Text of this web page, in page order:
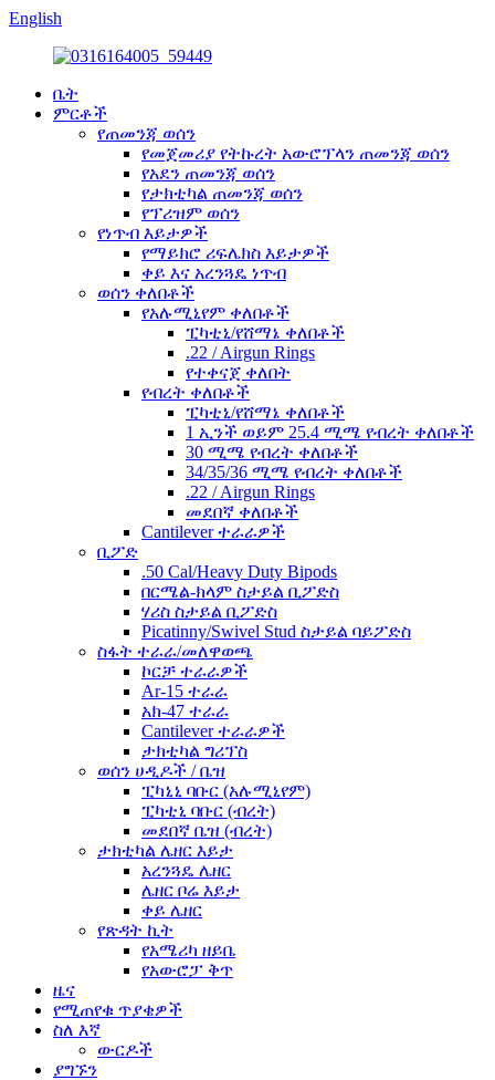
English
ቤት
ምርቶች
የጠመንጃ ወሰን
የመጀመሪያ የትኩረት አውሮፕላን ጠመንጃ ወሰን
የአደን ጠመንጃ ወሰን
የታክቲካል ጠመንጃ ወሰን
የፕሪዝም ወሰን
የነጥብ እይታዎች
የማይክሮ ሪፍሌክስ እይታዎች
ቀይ እና አረንጓዴ ነጥብ
ወሰን ቀለበቶች
የአሉሚኒየም ቀለበቶች
ፒካቲኒ/የሸማኔ ቀለበቶች
.22 / Airgun Rings
የተቀናጀ ቀለበት
የብረት ቀለበቶች
ፒካቲኒ/የሸማኔ ቀለበቶች
1 ኢንች ወይም 25.4 ሚሜ የብረት ቀለበቶች
30 ሚሜ የብረት ቀለበቶች
34/35/36 ሚሜ የብረት ቀለበቶች
.22 / Airgun Rings
መደበኛ ቀለበቶች
Cantilever ተራራዎች
ቢፖድ
.50 Cal/Heavy Duty Bipods
በርሜል-ክላም ስታይል ቢፖድስ
ሃሪስ ስታይል ቢፖድስ
Picatinny/Swivel Stud ስታይል ባይፖድስ
ስፋት ተራራ/መለዋወጫ
ኮርቻ ተራራዎች
Ar-15 ተራራ
አክ-47 ተራራ
Cantilever ተራራዎች
ታክቲካል ግሪፕስ
ወሰን ሀዲዶች / ቤዝ
ፒካኒኒ ባቡር (አሉሚኒየም)
ፒካቲኒ ባቡር (ብረት)
መደበኛ ቤዝ (ብረት)
ታክቲካል ሌዘር እይታ
አረንጓዴ ሌዘር
ሌዘር ቦሬ እይታ
ቀይ ሌዘር
የጽዳት ኪት
የአሜሪካ ዘይቤ
የአውሮፓ ቅጥ
ዜና
የሚጠየቁ ጥያቄዎች
ስለ እኛ
ውርዶች
ያግኙን